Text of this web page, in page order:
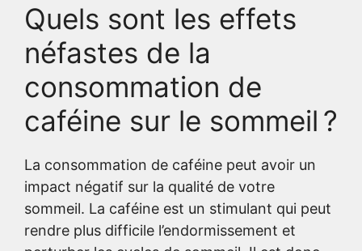
Quels sont les effets
néfastes de la
consommation de
caféine sur le sommeil ?
La consommation de caféine peut avoir un
impact négatif sur la qualité de votre
sommeil. La caféine est un stimulant qui peut
rendre plus difficile l’endormissement et